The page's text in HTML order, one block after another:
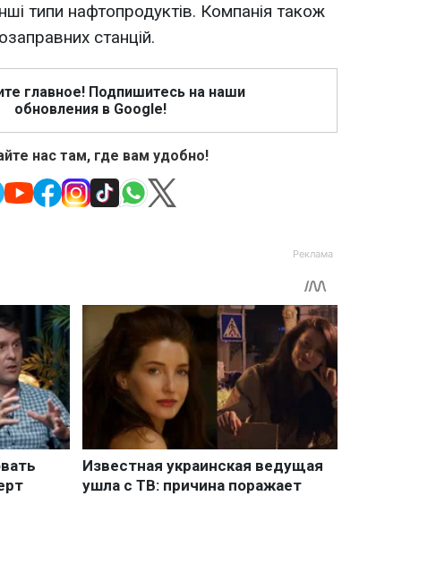
типи нафтопродуктів. Компанія також
станцій.
главное! Подпишитесь на наши
обновления в Google!
нас там, где вам удобно!